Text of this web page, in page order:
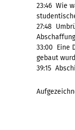
23:46 Wie
27:48
33:00 Eine
gebaut
39:15